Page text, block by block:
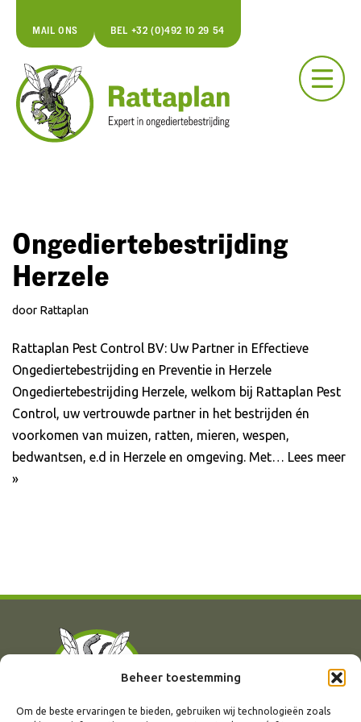
Beheer toestemming
Om de beste ervaringen te bieden, gebruiken wij technologieën zoals
Spring
naar
de
inhoud
MAIL ONS BEL +32 (0)492 10 29 54
Ongediertebestrijding
Herzele
door Rattaplan
Rattaplan Pest Control BV: Uw Partner in Effectieve
Ongediertebestrijding en Preventie in Herzele
Ongediertebestrijding Herzele, welkom bij Rattaplan Pest
Control, uw vertrouwde partner in het bestrijden én
voorkomen van muizen, ratten, mieren, wespen,
bedwantsen, e.d in Herzele en omgeving. Met… Lees meer
»